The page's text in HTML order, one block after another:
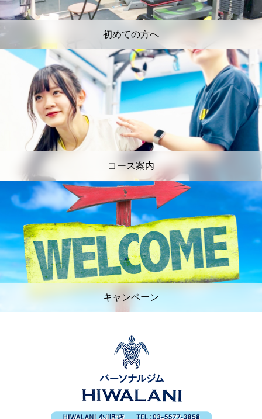
初めての方へ
コース案内
キャンペーン